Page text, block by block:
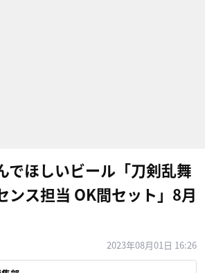
でほしいビール「刀剣乱舞
ンス担当 OK間セット」8月
2023年08月01日 16:26